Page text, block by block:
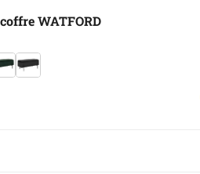
WATFORD